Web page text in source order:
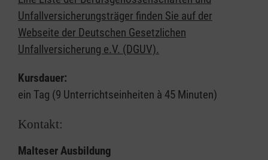
Unfallversicherungsträger finden Sie auf der
Webseite der Deutschen Gesetzlichen
Unfallversicherung e.V. (DGUV).
Kursdauer:
ein Tag (9 Unterrichtseinheiten à 45 Minuten)
Kontakt:
Malteser Ausbildung